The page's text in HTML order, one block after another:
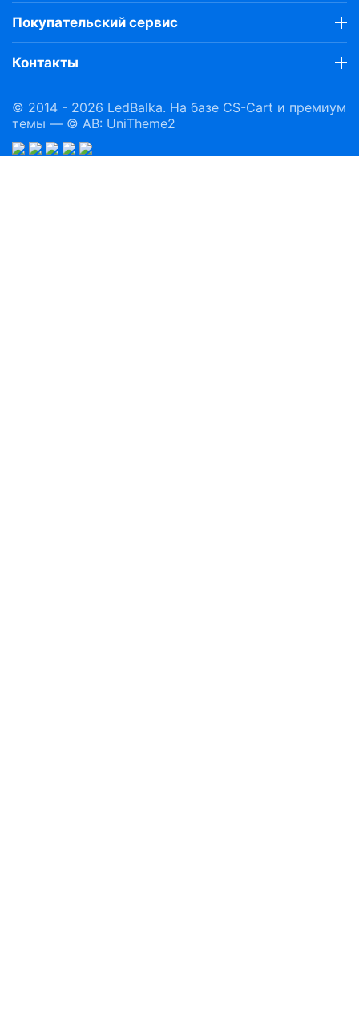
Покупательский сервис
Контакты
© 2014 - 2026 LedBalka. На базе CS-Cart и премиум
темы — © AB: UniTheme2